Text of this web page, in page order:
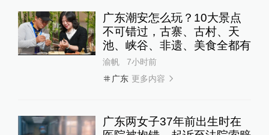
广东潮安怎么玩？10大景点
不可错过，古寨、古村、天
池、峡谷、非遗、美食全都有
渝帆
7小时前
广东 更多内容
广东两女子37年前出生时在